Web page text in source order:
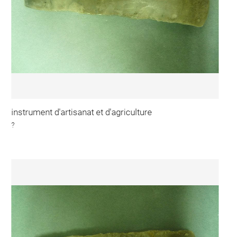
instrument d'artisanat et d'agriculture
?